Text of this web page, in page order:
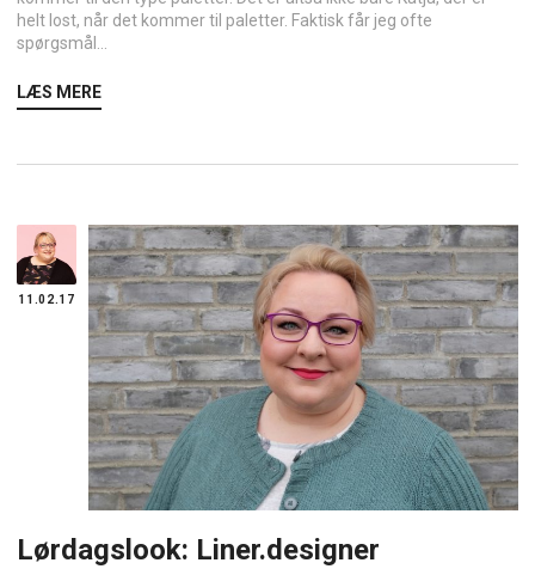
helt lost, når det kommer til paletter. Faktisk får jeg ofte
spørgsmål...
LÆS MERE
11.02.17
Lørdagslook: Liner.designer